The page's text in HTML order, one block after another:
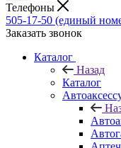
Телефоны
505-17-50 (единый
Заказать звонок
Каталог
Назад
Каталог